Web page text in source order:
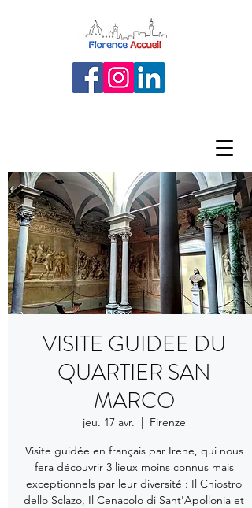
VISITE GUIDEE DU
QUARTIER SAN
MARCO
jeu. 17 avr.
  |
Firenze
Visite guidée en français par Irene, qui nous
fera découvrir 3 lieux moins connus mais
exceptionnels par leur diversité : Il Chiostro
dello Sclazo, Il Cenacolo di Sant'Apollonia et